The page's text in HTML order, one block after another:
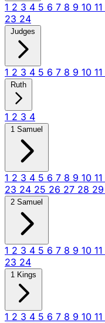
1 2 3 4 5 6 7 8 9 10 11
23 24
Judges
1 2 3 4 5 6 7 8 9 10 11
Ruth
1 2 3 4
1 Samuel
1 2 3 4 5 6 7 8 9 10 11
23 24 25 26 27 28 29
2 Samuel
1 2 3 4 5 6 7 8 9 10 11
23 24
1 Kings
1 2 3 4 5 6 7 8 9 10 11